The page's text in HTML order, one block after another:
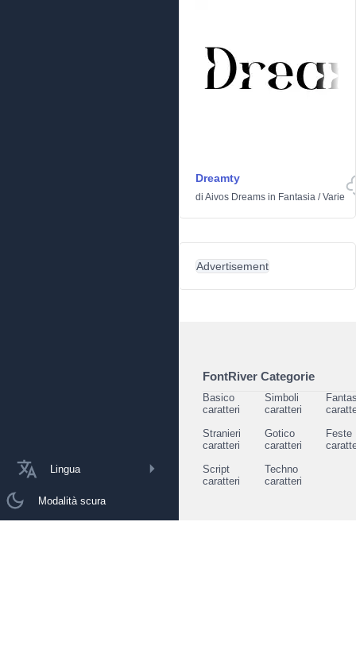
Lingua
Modalità scura
Dreamty
di Aivos Dreams in Fantasia /Varie
Advertisement
FontRiver Categorie
Basico
caratteri
Simboli
caratteri
Stranieri
caratteri
Gotico
caratteri
Feste
Script
caratteri
Techno
caratteri